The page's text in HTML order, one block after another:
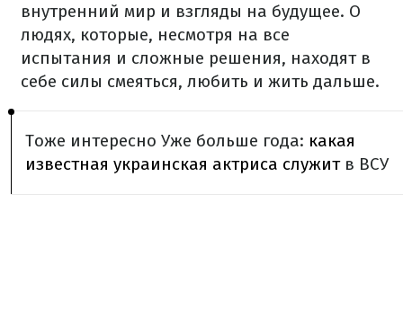
внутренний мир и взгляды на будущее. О
людях, которые, несмотря на все
испытания и сложные решения, находят в
себе силы смеяться, любить и жить дальше.
Тоже интересно Уже больше года: какая
известная украинская актриса служитв ВСУ